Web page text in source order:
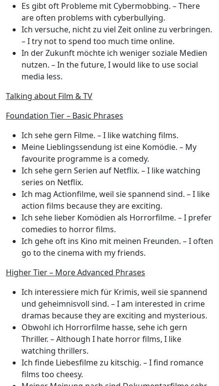
Es gibt oft Probleme mit Cybermobbing. – There
are often problems with cyberbullying.
Ich versuche, nicht zu viel Zeit online zu verbringen.
– I try not to spend too much time online.
In der Zukunft möchte ich weniger soziale Medien
nutzen. – In the future, I would like to use social
media less.
Talking about Film & TV
Foundation Tier – Basic Phrases
Ich sehe gern Filme. – I like watching films.
Meine Lieblingssendung ist eine Komödie. – My
favourite programme is a comedy.
Ich sehe gern Serien auf Netflix. – I like watching
series on Netflix.
Ich mag Actionfilme, weil sie spannend sind. – I like
action films because they are exciting.
Ich sehe lieber Komödien als Horrorfilme. – I prefer
comedies to horror films.
Ich gehe oft ins Kino mit meinen Freunden. – I often
go to the cinema with my friends.
Higher Tier – More Advanced Phrases
Ich interessiere mich für Krimis, weil sie spannend
und geheimnisvoll sind. – I am interested in crime
dramas because they are exciting and mysterious.
Obwohl ich Horrorfilme hasse, sehe ich gern
Thriller. – Although I hate horror films, I like
watching thrillers.
Ich finde Liebesfilme zu kitschig. – I find romance
films too cheesy.